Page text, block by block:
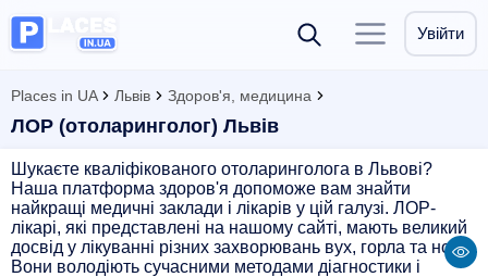
Увійти
Places in UA Львів Здоров'я, медицина
ЛОР (отоларинголог) Львів
Шукаєте кваліфікованого отоларинголога в Львові?
Наша платформа здоров'я допоможе вам знайти
найкращі медичні заклади і лікарів у цій галузі. ЛОР-
лікарі, які представлені на нашому сайті, мають великий
досвід у лікуванні різних захворювань вух, горла та носа.
Вони володіють сучасними методами діагностики і